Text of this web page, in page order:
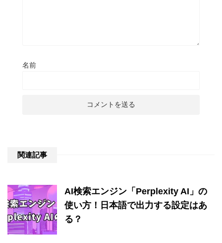
名前
関連記事
AI検索エンジン「Perplexity AI」の
使い方！日本語で出力する設定はあ
る？